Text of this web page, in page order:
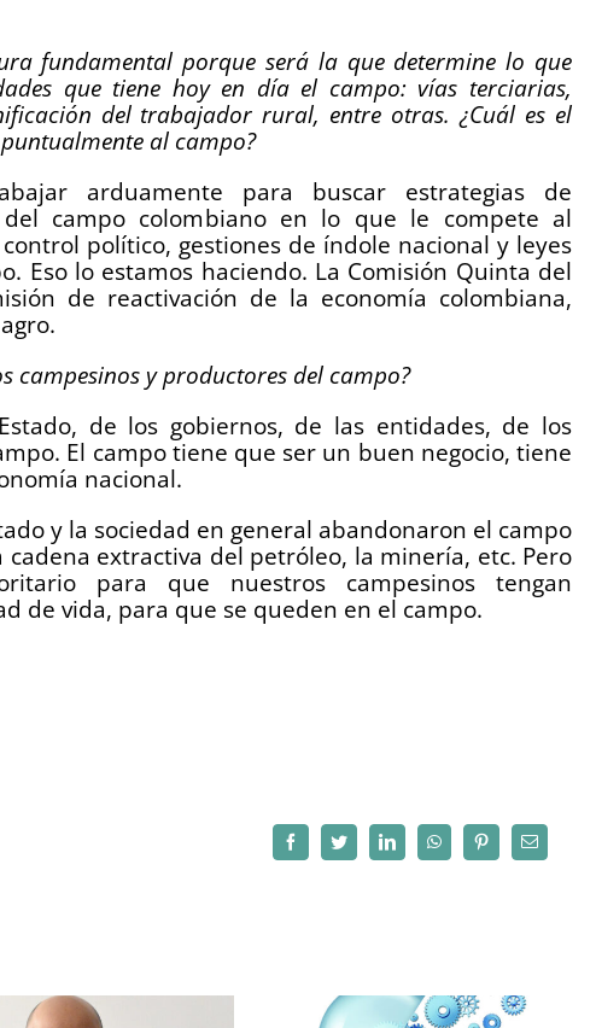
fundamental porque será la que determine lo que
que tiene hoy en día el campo: vías terciarias,
del trabajador rural, entre otras. ¿Cuál es el
al campo?
arduamente para buscar estrategias de
campo colombiano en lo que le compete al
político, gestiones de índole nacional y leyes
Eso lo estamos haciendo. La Comisión Quinta del
de reactivación de la economía colombiana,
campesinos y productores del campo?
de los gobiernos, de las entidades, de los
El campo tiene que ser un buen negocio, tiene
nacional.
y la sociedad en general abandonaron el campo
extractiva del petróleo, la minería, etc. Pero
para que nuestros campesinos tengan
de vida, para que se queden en el campo.
FacebookTwitterLinkedInWhatsAppPinterestCorreo
electrónico